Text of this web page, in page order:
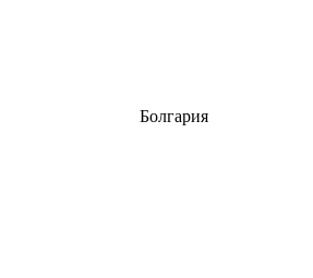
Болгария